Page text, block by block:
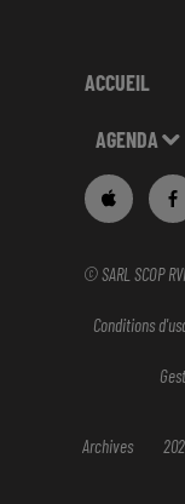
ACCUEIL
AGENDA
© SARL SCOP
Conditions
Archives